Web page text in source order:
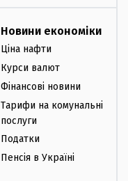
Новини економіки
Ціна нафти
Курси валют
Фінансові новини
Тарифи на комунальні
послуги
Податки
Пенсія в Україні